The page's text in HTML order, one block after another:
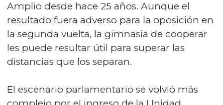
Amplio desde hace 25 años. Aunque el
resultado fuera adverso para la oposición en
la segunda vuelta, la gimnasia de cooperar
les puede resultar útil para superar las
distancias que los separan.
El escenario parlamentario se volvió más